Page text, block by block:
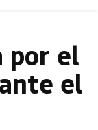
por el
el